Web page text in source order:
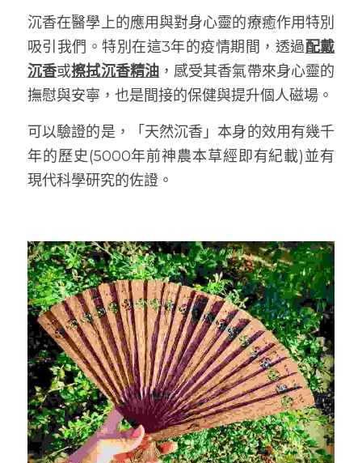
沉香在醫學上的應用與對身心靈的療癒作用特別
吸引我們。特別在這3年的疫情期間，透過配戴
沉香或擦拭沉香精油，感受其香氣帶來身心靈的
撫慰與安寧，也是間接的保健與提升個人磁場。
可以驗證的是，「天然沉香」本身的效用有幾千
年的歷史(5000年前神農本草經即有紀載)並有
現代科學研究的佐證。